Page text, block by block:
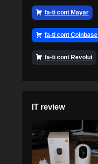
fa-ti cont Mayar
fa-ti cont Coinbase
fa-ti cont Revolut
IT review